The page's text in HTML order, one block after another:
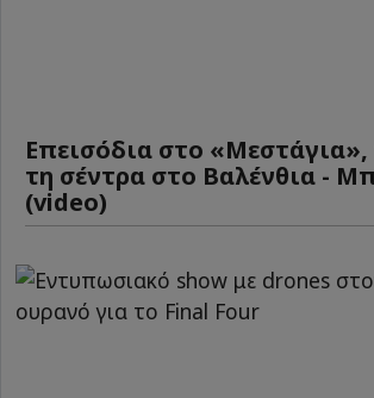
Επεισόδια στο
τη σέντρα στο Βαλένθια -
(video)